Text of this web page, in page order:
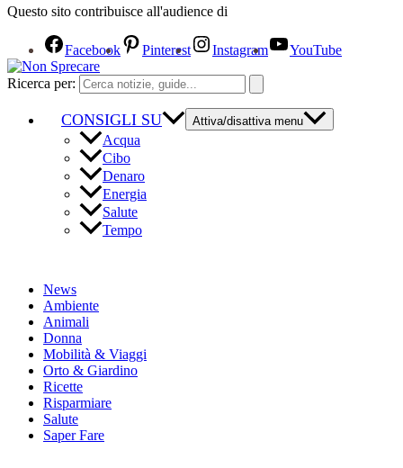
Questo sito contribuisce all'audience di
Facebook Pinterest Instagram YouTube
Ricerca per:
CONSIGLI SU Attiva/disattiva menu
Acqua
Cibo
Denaro
Energia
Salute
Tempo
News
Ambiente
Animali
Donna
Mobilità & Viaggi
Orto & Giardino
Ricette
Risparmiare
Salute
Saper Fare